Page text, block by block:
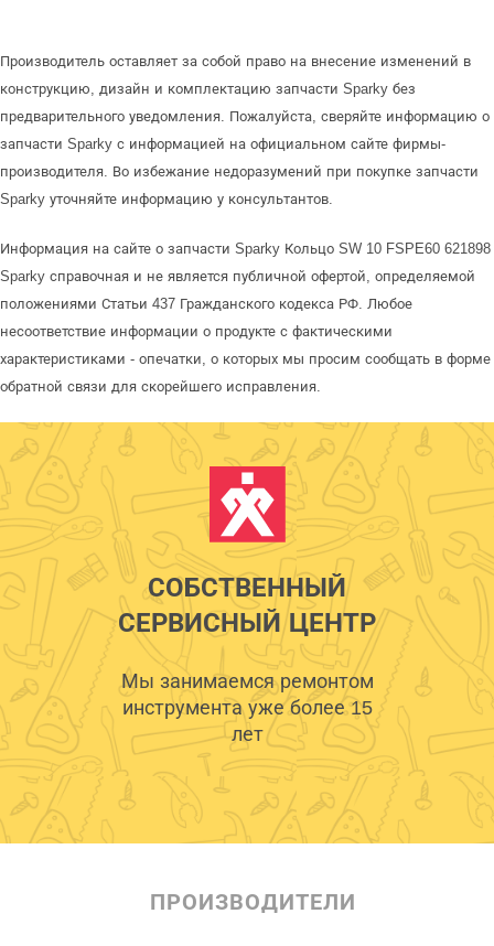
Производитель оставляет за собой право на внесение изменений в
конструкцию, дизайн и комплектацию запчасти Sparky без
предварительного уведомления. Пожалуйста, сверяйте информацию о
запчасти Sparky с информацией на официальном сайте фирмы-
производителя. Во избежание недоразумений при покупке запчасти
Sparky уточняйте информацию у консультантов.
Информация на сайте о запчасти Sparky Кольцо SW 10 FSPE60 621898
Sparky справочная и не является публичной офертой, определяемой
положениями Статьи 437 Гражданского кодекса РФ. Любое
несоответствие информации о продукте с фактическими
характеристиками - опечатки, о которых мы просим сообщать в форме
обратной связи для скорейшего исправления.
СОБСТВЕННЫЙ
СЕРВИСНЫЙ ЦЕНТР
Мы занимаемся ремонтом
инструмента уже более 15
лет
ПРОИЗВОДИТЕЛИ